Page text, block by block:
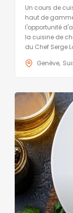
Un cours de
haut de
l'opportunité
la cuisine de
du Chef Serge
Genève